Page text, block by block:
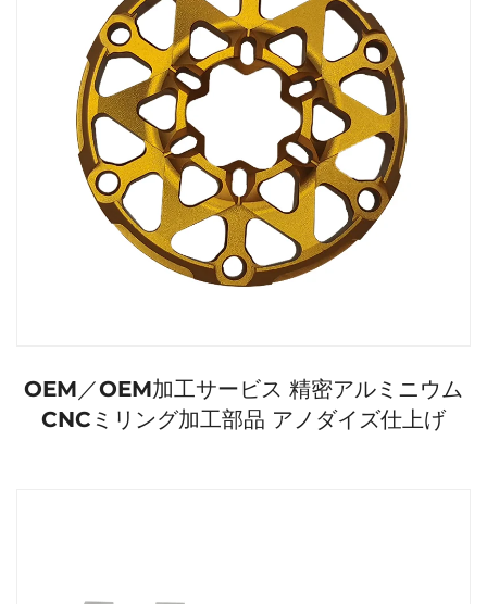
OEM／OEM加工サービス 精密アルミニウム
CNCミリング加工部品 アノダイズ仕上げ